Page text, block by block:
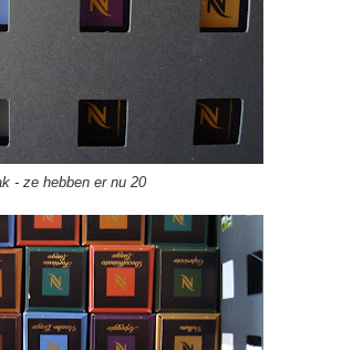
- ze hebben er nu 20